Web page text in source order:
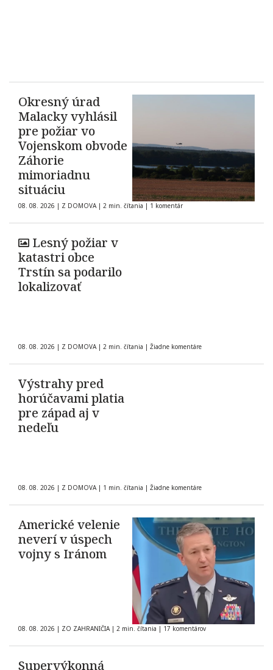
Okresný úrad
Malacky vyhlásil
pre požiar vo
Vojenskom obvode
Záhorie
mimoriadnu
situáciu
08. 08. 2026 | Z DOMOVA | 2 min. čítania | 1 komentár
Lesný požiar v
katastri obce
Trstín sa podarilo
lokalizovať
08. 08. 2026 | Z DOMOVA | 2 min. čítania | Žiadne komentáre
Výstrahy pred
horúčavami platia
pre západ aj v
nedeľu
08. 08. 2026 | Z DOMOVA | 1 min. čítania | Žiadne komentáre
Americké velenie
neverí v úspech
vojny s Iránom
08. 08. 2026 | ZO ZAHRANIČIA | 2 min. čítania | 17 komentárov
Supervýkonná